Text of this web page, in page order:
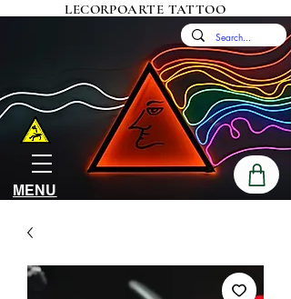
MENU
LECORPOARTE